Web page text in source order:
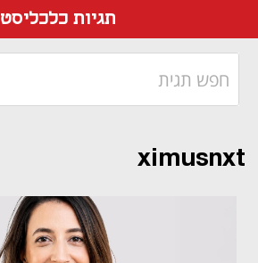
תגיות כלכליסט
ximusnxt